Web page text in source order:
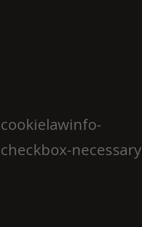
cookielawinfo-
checkbox-necessary